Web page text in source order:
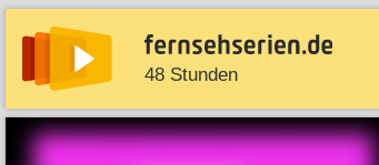
48 Stunden
News Entdecken Streaming